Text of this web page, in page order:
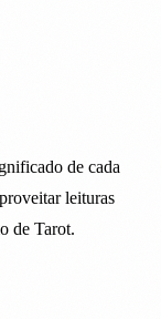
de cada
leituras
de Tarot.